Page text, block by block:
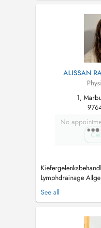
Gesundheit zu
ALISSAN
1,
No
Lymphdrainage
Postoperative
Traumatologie
See all